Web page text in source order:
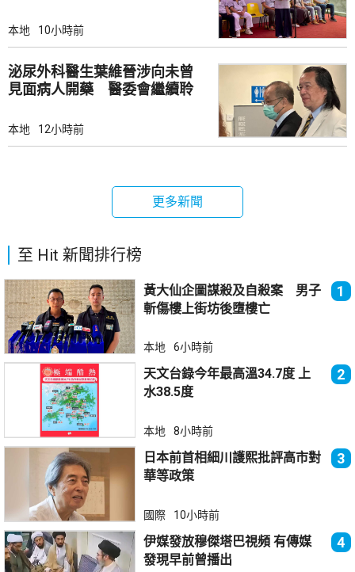
本地 10小時前
泌尿外科醫生葉維晉涉向未曾
見面病人開藥 醫委會繼續聆
本地 12小時前
更多新聞
至 Hit 新聞排行榜
黃大仙企圖謀殺及自殺案 男子
斬傷樓上街坊後墮樓亡
1
本地 6小時前
天文台錄今年最高溫34.7度 上
水38.5度
2
本地 8小時前
日本前首相細川護熙批評高市對
華等政策
3
國際 10小時前
伊媒發放穆傑塔巴視頻 有傳媒
發現早前曾播出
4